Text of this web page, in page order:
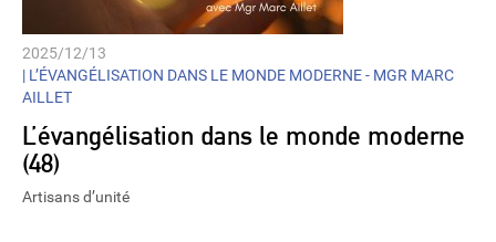
2025/12/13
| L’ÉVANGÉLISATION DANS LE MONDE MODERNE - MGR MARC
AILLET
L’évangélisation dans le monde moderne
(48)
Artisans d’unité